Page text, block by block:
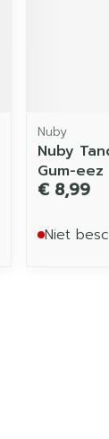
Nuby
Nuby
Gum-
€ 8,99
Niet